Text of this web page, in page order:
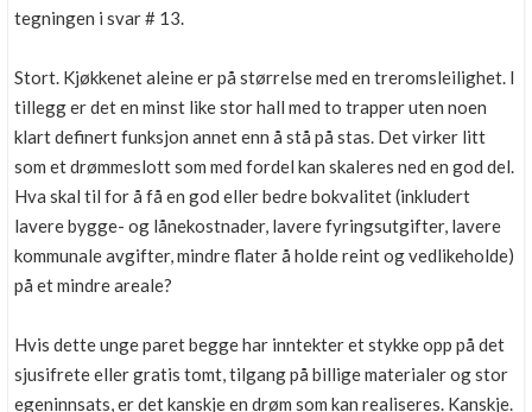
tegningen i svar # 13.
Stort. Kjøkkenet aleine er på størrelse med en treromsleilighet. I
tillegg er det en minst like stor hall med to trapper uten noen
klart definert funksjon annet enn å stå på stas. Det virker litt
som et drømmeslott som med fordel kan skaleres ned en god del.
Hva skal til for å få en god eller bedre bokvalitet (inkludert
lavere bygge- og lånekostnader, lavere fyringsutgifter, lavere
kommunale avgifter, mindre flater å holde reint og vedlikeholde)
på et mindre areale?
Hvis dette unge paret begge har inntekter et stykke opp på det
sjusifrete eller gratis tomt, tilgang på billige materialer og stor
egeninnsats, er det kanskje en drøm som kan realiseres. Kanskje.